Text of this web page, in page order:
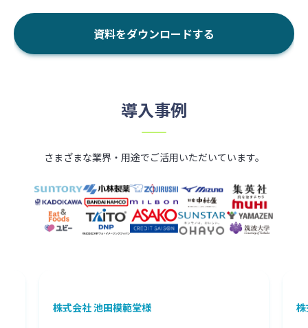
資料をダウンロードする
資料をダウンロードする
資料をダウンロードする
資料をダウンロードする
導入事例
さまざまな業界・用途でご活用いただいています。
株式会社 池田模範堂様